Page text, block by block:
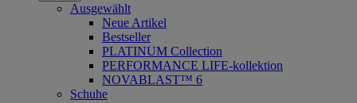
Ausgewählt
Neue Artikel
Bestseller
PLATINUM Collection
PERFORMANCE LIFE-kollektion
NOVABLAST™ 6
Schuhe